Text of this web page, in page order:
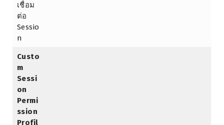
เชื่อม
ต่อ
Sessio
n
Custo
m
Sessi
on
Permi
ssion
Profil